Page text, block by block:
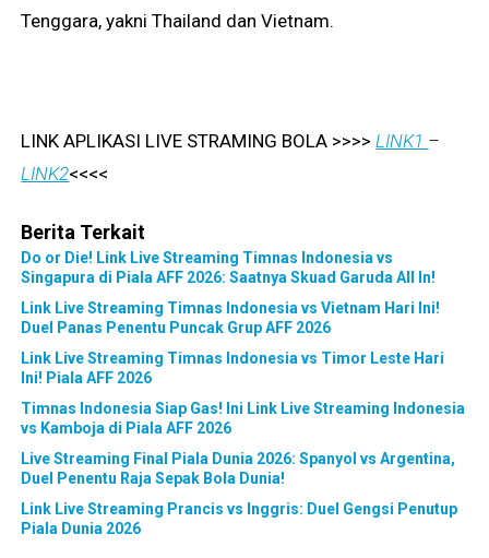
Tenggara, yakni Thailand dan Vietnam.
LINK APLIKASI LIVE STRAMING BOLA >>>>LINK1 –
LINK2<<<<
Berita Terkait
Do or Die! Link Live Streaming Timnas Indonesia vs
Singapura di Piala AFF 2026: Saatnya Skuad Garuda All In!
Link Live Streaming Timnas Indonesia vs Vietnam Hari Ini!
Duel Panas Penentu Puncak Grup AFF 2026
Link Live Streaming Timnas Indonesia vs Timor Leste Hari
Ini! Piala AFF 2026
Timnas Indonesia Siap Gas! Ini Link Live Streaming Indonesia
vs Kamboja di Piala AFF 2026
Live Streaming Final Piala Dunia 2026: Spanyol vs Argentina,
Duel Penentu Raja Sepak Bola Dunia!
Link Live Streaming Prancis vs Inggris: Duel Gengsi Penutup
Piala Dunia 2026